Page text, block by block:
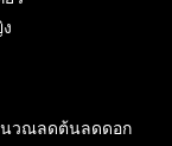
นวณลดต้นลดดอก